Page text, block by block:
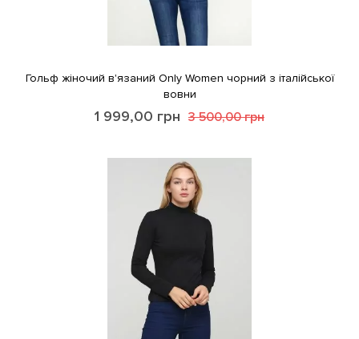
Гольф жіночий в'язаний Only Women чорний з італійської
вовни
1 999,00 грн 3 500,00грн